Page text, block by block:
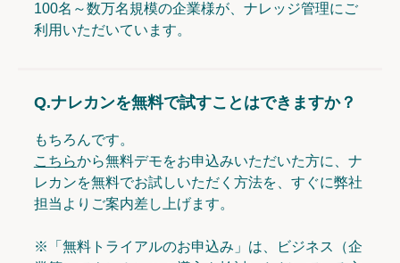
100名～数万名規模の企業様が、ナレッジ管理にご
利用いただいています。
Q.ナレカンを無料で試すことはできますか？
もちろんです。
こちらから無料デモをお申込みいただいた方に、ナ
レカンを無料でお試しいただく方法を、すぐに弊社
担当よりご案内差し上げます。
※「無料トライアルのお申込み」は、ビジネス（企